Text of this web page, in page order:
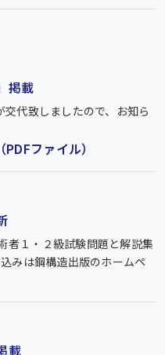
掲載
代致しましたので、お知ら
ファイル）
者１・２級試験問題と解説集
みは鋼構造出版のホームペ
載